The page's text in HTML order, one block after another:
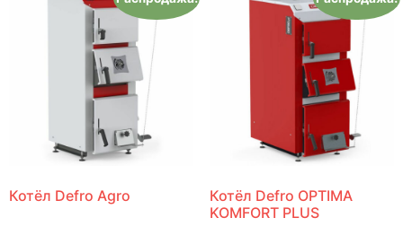
Котёл Defro Agro
Котёл Defro OPTIMA
KOMFORT PLUS